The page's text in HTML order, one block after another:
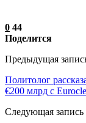
0 44
Поделится
Предыдущая
Политолог
€200 млрд с
Следующая запись